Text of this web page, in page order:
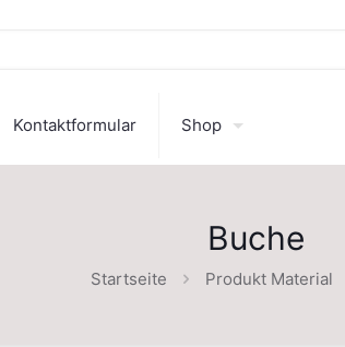
Kontaktformular Shop
Buche
Startseite Produkt Material